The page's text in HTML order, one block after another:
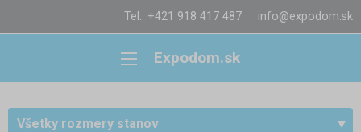
Tel.: +421 918 417 487 info@expodom.sk
Expodom.sk
Všetky rozmery stanov